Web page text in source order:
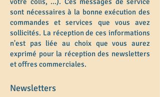
sont nécessaires à la bonne exécution des
commandes et services que vous avez
sollicités. La réception de ces informations
n'est pas liée au choix que vous aurez
exprimé pour la réception des newsletters
et offres commerciales.
Newsletters